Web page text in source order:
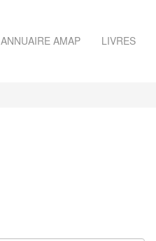
ANNUAIRE AMAP LIVRES